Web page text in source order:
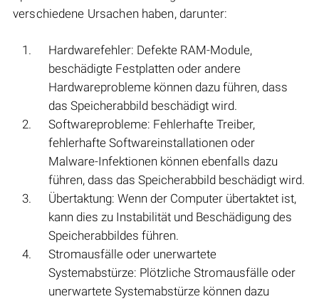
verschiedene Ursachen haben, darunter:
Hardwarefehler: Defekte RAM-Module,
beschädigte Festplatten oder andere
Hardwareprobleme können dazu führen, dass
das Speicherabbild beschädigt wird.
Softwareprobleme: Fehlerhafte Treiber,
fehlerhafte Softwareinstallationen oder
Malware-Infektionen können ebenfalls dazu
führen, dass das Speicherabbild beschädigt wird.
Übertaktung: Wenn der Computer übertaktet ist,
kann dies zu Instabilität und Beschädigung des
Speicherabbildes führen.
Stromausfälle oder unerwartete
Systemabstürze: Plötzliche Stromausfälle oder
unerwartete Systemabstürze können dazu